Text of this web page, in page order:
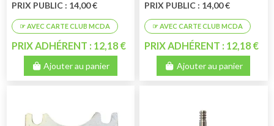
PRIX PUBLIC : 14,00 €
PRIX ADHÉRENT : 12,18 €
Ajouter au panier
PRIX PUBLIC : 14,00 €
PRIX ADHÉRENT : 12,18 €
Ajouter au panier